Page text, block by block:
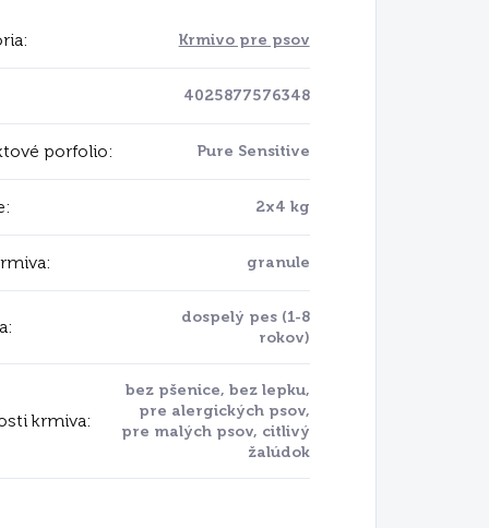
: Krmivo pre psov
4025877576348
porfolio: Pure Sensitive
: 2x4 kg
: granule
:
dospelý pes (1-8
rokov)
krmiva:
bez pšenice, bez lepku,
pre alergických psov,
pre malých psov, citlivý
žalúdok